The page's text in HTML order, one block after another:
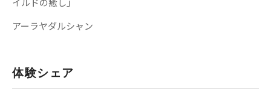
アーラヤダルシャン
体験シェア